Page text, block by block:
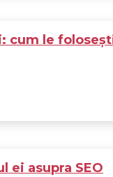
cum le
ei asupra SEO